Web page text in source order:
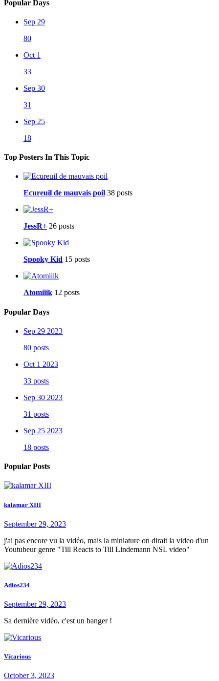
Popular Days
Sep 29
80
Oct 1
33
Sep 30
31
Sep 25
18
Top Posters In This Topic
Ecureuil de mauvais poil 38 posts
JessR+ 26 posts
Spooky Kid 15 posts
Atomiiik 12 posts
Popular Days
Sep 29 2023
80 posts
Oct 1 2023
33 posts
Sep 30 2023
31 posts
Sep 25 2023
18 posts
Popular Posts
kalamar XIII
September 29, 2023
j'ai pas encore vu la vidéo, mais la miniature on dirait la video d'un
Youtubeur genre "Till Reacts to Till Lindemann NSL video"
Adios234
September 29, 2023
Sa dernière vidéo, c'est un banger !
Vicarious
October 3, 2023